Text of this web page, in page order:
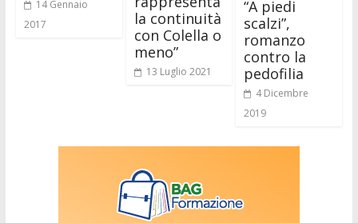
14 Gennaio
2017
la continuità
con Colella o
meno”
13 Luglio 2021
“A piedi
scalzi”,
romanzo
contro la
pedofilia
4 Dicembre
2019